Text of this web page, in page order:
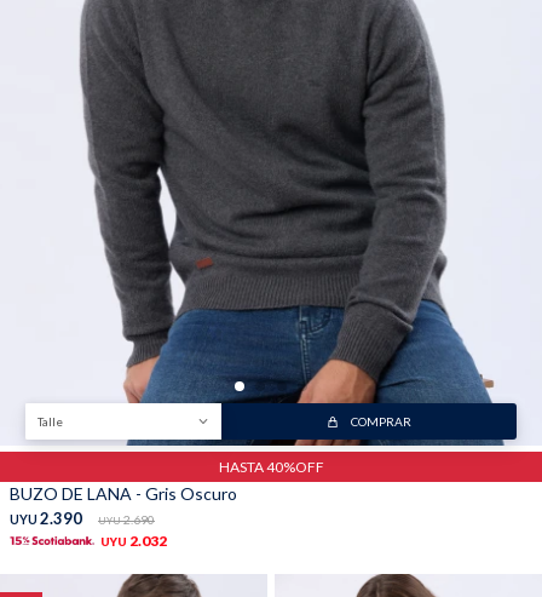
Talle COMPRAR
HASTA 40%OFF
BUZO DE LANA - Gris Oscuro
UYU 2.390 UYU 2.690
UYU 2.032